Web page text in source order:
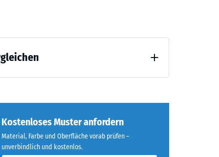
(BS 7188)
Kostenloses Muster anfordern
Material, Farbe und Oberfläche vorab prüfen –
unverbindlich und kostenlos.